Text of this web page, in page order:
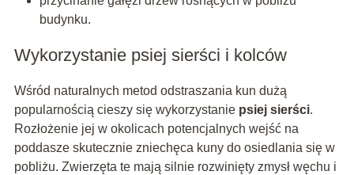
budynku.
Wykorzystanie psiej sierści i kolców
Wśród naturalnych metod odstraszania kun dużą
popularnością cieszy się wykorzystanie psiej sierści.
Rozłożenie jej w okolicach potencjalnych wejść na
poddasze skutecznie zniechęca kuny do osiedlania się w
pobliżu. Zwierzęta te mają silnie rozwinięty zmysł węchu i